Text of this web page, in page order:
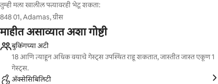
तुम्ही मला खालील पत्त्यावरही भेटू शकता:
848 01, Adamas, ग्रीस
माहीत असाव्यात अशा गोष्टी
बुकिंगच्या अटी
18 आणि त्याहून अधिक वयाचे गेस्ट्स उपस्थित राहू शकतात, जास्तीत जास्त एकूण 1
गेस्ट्स.
ॲक्सेसिबिलिटी